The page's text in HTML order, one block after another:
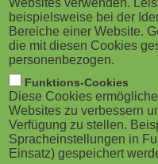
M
o
b
i
l
Cornerstone
mit Microsoft
Düsseldorf, Juni 2025
Bereich Workforce
Konferenz...
Websites verwenden.
beispielsweise bei der
Bereiche einer Website.
die mit diesen Cookies
personenbezogen.
Funktions-Cookies
Diese Cookies
Websites zu verbessern
Verfügung zu stellen.
Spracheinstellungen in
Einsatz) gespeichert